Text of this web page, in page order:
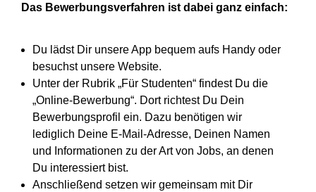
Das Bewerbungsverfahren ist dabei ganz einfach:
Du lädst Dir unsere App bequem aufs Handy oder
besuchst unsere Website.
Unter der Rubrik „Für Studenten“ findest Du die
„Online-Bewerbung“. Dort richtest Du Dein
Bewerbungsprofil ein. Dazu benötigen wir
lediglich Deine E-Mail-Adresse, Deinen Namen
und Informationen zu der Art von Jobs, an denen
Du interessiert bist.
Anschließend setzen wir gemeinsam mit Dir